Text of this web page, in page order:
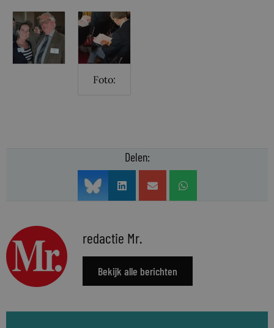
Foto:
Delen:
redactie Mr.
Bekijk alle berichten